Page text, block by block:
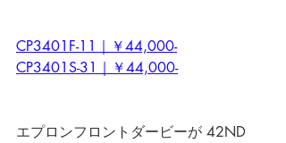
CP3401F-11｜￥44,000-
CP3401S-31｜￥44,000-
エプロンフロントダービーが 42ND